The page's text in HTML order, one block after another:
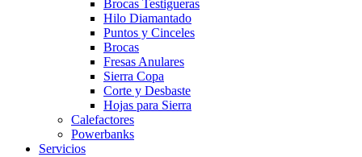
Brocas Testigueras
Hilo Diamantado
Puntos y Cinceles
Brocas
Fresas Anulares
Sierra Copa
Corte y Desbaste
Hojas para Sierra
Calefactores
Powerbanks
Servicios